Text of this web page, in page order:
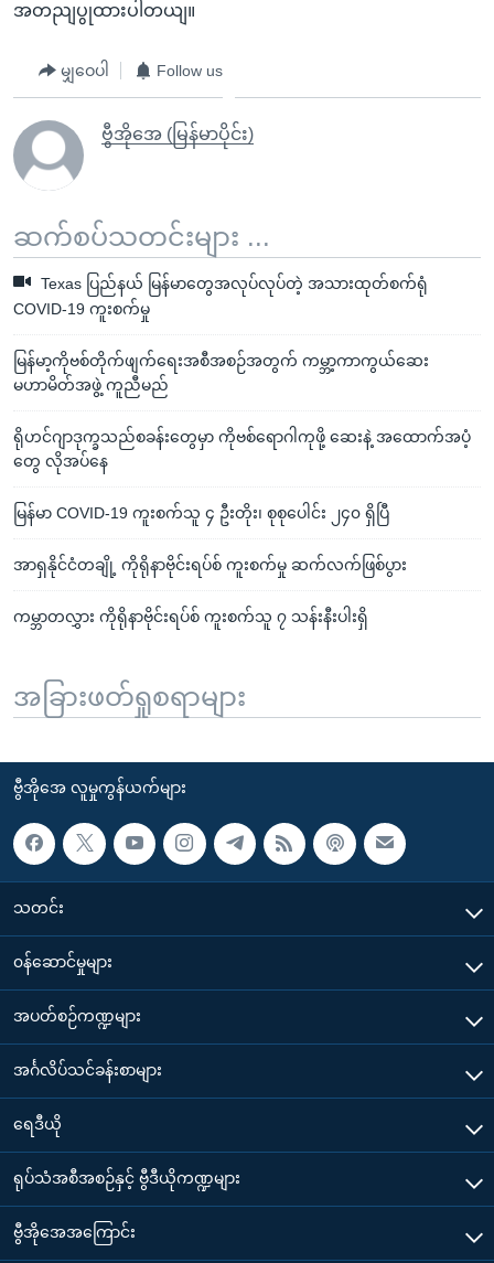
အတညျပွုထားပါတယျ။
မျှဝေပါ Follow us
ဗွီအိုအေ (မြန်မာပိုင်း)
ဆက်စပ်သတင်းများ ...
Texas ပြည်နယ် မြန်မာတွေအလုပ်လုပ်တဲ့ အသားထုတ်စက်ရုံ
COVID-19 ကူးစက်မှု
မြန်မာ့ကိုဗစ်တိုက်ဖျက်ရေးအစီအစဉ်အတွက် ကမ္ဘာ့ကာကွယ်ဆေး
မဟာမိတ်အဖွဲ့ ကူညီမည်
ရိုဟင်ဂျာဒုက္ခသည်စခန်းတွေမှာ ကိုဗစ်ရောဂါကုဖို့ ဆေးနဲ့ အထောက်အပံ့
တွေ လိုအပ်နေ
မြန်မာ COVID-19 ကူးစက်သူ ၄ ဦးတိုး၊ စုစုပေါင်း ၂၄၀ ရှိပြီ
အာရှနိုင်ငံတချို့ ကိုရိုနာဗိုင်းရပ်စ် ကူးစက်မှု ဆက်လက်ဖြစ်ပွား
ကမ္ဘာတလွှား ကိုရိုနာဗိုင်းရပ်စ် ကူးစက်သူ ၇ သန်းနီးပါးရှိ
အခြားဖတ်ရှုစရာများ
ဗွီအိုအေ လူမှုကွန်ယက်များ
သတင်း
၀န်ဆောင်မှုများ
အပတ်စဉ်ကဏ္ဍများ
အင်္ဂလိပ်သင်ခန်းစာများ
ရေဒီယို
ရုပ်သံအစီအစဉ်နှင့် ဗွီဒီယိုကဏ္ဍများ
ဗွီအိုအေအကြောင်း